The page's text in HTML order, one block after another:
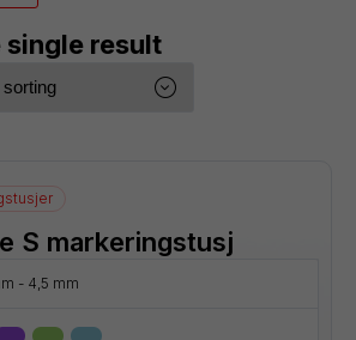
result
S markeringstusj
- 4,5 mm